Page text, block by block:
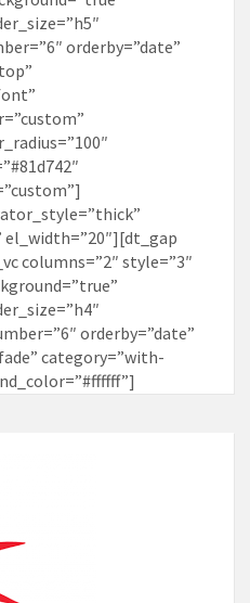
orderby=”date”
columns=”2″ style=”3″
orderby=”date”
category=”with-